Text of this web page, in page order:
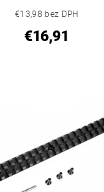
€13,98 bez DPH
€16,91